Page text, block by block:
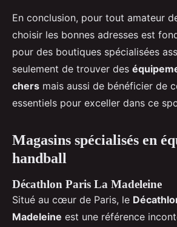
En conclusion, pour tout amateur
choisir les bonnes adresses est
pour des boutiques spécialisées
seulement de trouver des
chers mais aussi de bénéficier de
essentiels pour exceller dans ce
Magasins spécialisés en
handball
Décathlon Paris La Madeleine
Situé au cœur de Paris, le
Madeleine est une référence